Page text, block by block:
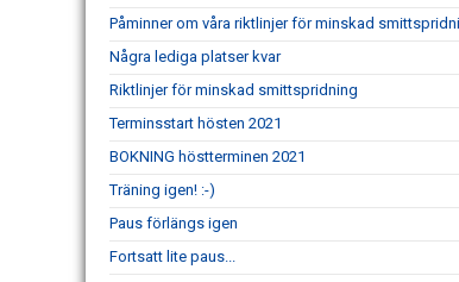
Påminner om våra riktlinjer för minskad
Några lediga platser kvar
Riktlinjer för minskad smittspridning
Terminsstart hösten 2021
BOKNING höstterminen 2021
Träning igen! :-)
Paus förlängs igen
Fortsatt lite paus...